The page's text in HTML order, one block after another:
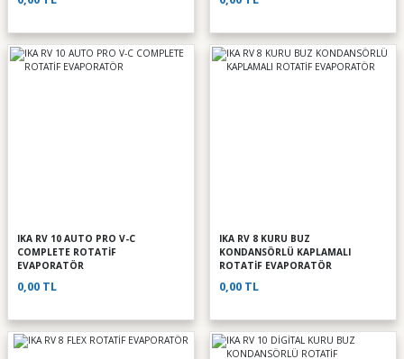
IKA RV 10 AUTO PRO V-C
COMPLETE ROTATİF
EVAPORATÖR
0,00 TL
IKA RV 8 KURU BUZ
KONDANSÖRLÜ KAPLAMALI
ROTATİF EVAPORATÖR
0,00 TL